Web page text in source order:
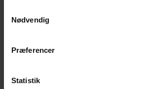
Nødvendig
Præferencer
Statistik
CL-KVAL-KAMPE MOD